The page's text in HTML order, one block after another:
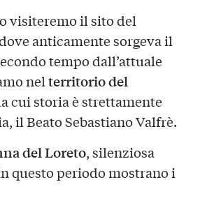
visiteremo il sito del
anticamente sorgeva il
tempo dall’attuale
nelterritorio del
cui storia è strettamente
il Beato Sebastiano Valfrè.
del Loreto, silenziosa
questo periodo mostrano i